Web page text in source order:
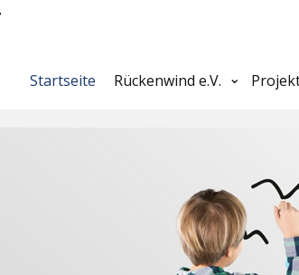
Startseite Rückenwind e.V.